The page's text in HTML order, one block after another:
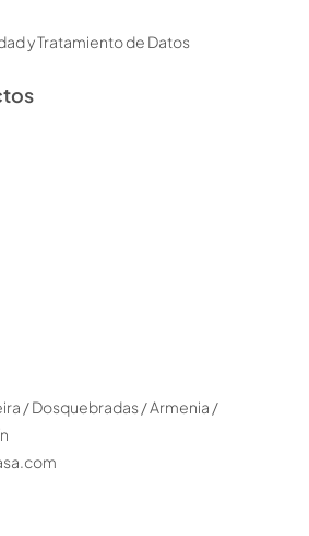
y Tratamiento de Datos
/ Dosquebradas / Armenia /